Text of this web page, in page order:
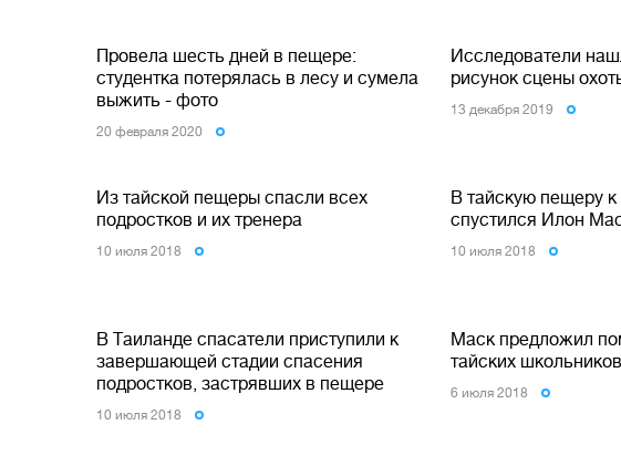
Провела шесть дней в пещере:
студентка потерялась в лесу и сумела
выжить - фото
20 февраля 2020
Исследователи
рисунок сцены
13 декабря 2019
Из тайской пещеры спасли всех
подростков и их тренера
10 июля 2018
В тайскую пещеру
спустился Илон
10 июля 2018
В Таиланде спасатели приступили к
завершающей стадии спасения
подростков, застрявших в пещере
10 июля 2018
Маск предложил
тайских
6 июля 2018